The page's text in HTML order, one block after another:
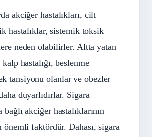
akciğer hastalıkları, cilt
hastalıklar, sistemik toksik
neden olabilirler. Altta yatan
kalp hastalığı, beslenme
tansiyonu olanlar ve obezler
duyarlıdırlar. Sigara
bağlı akciğer hastalıklarının
önemli faktördür. Dahası, sigara